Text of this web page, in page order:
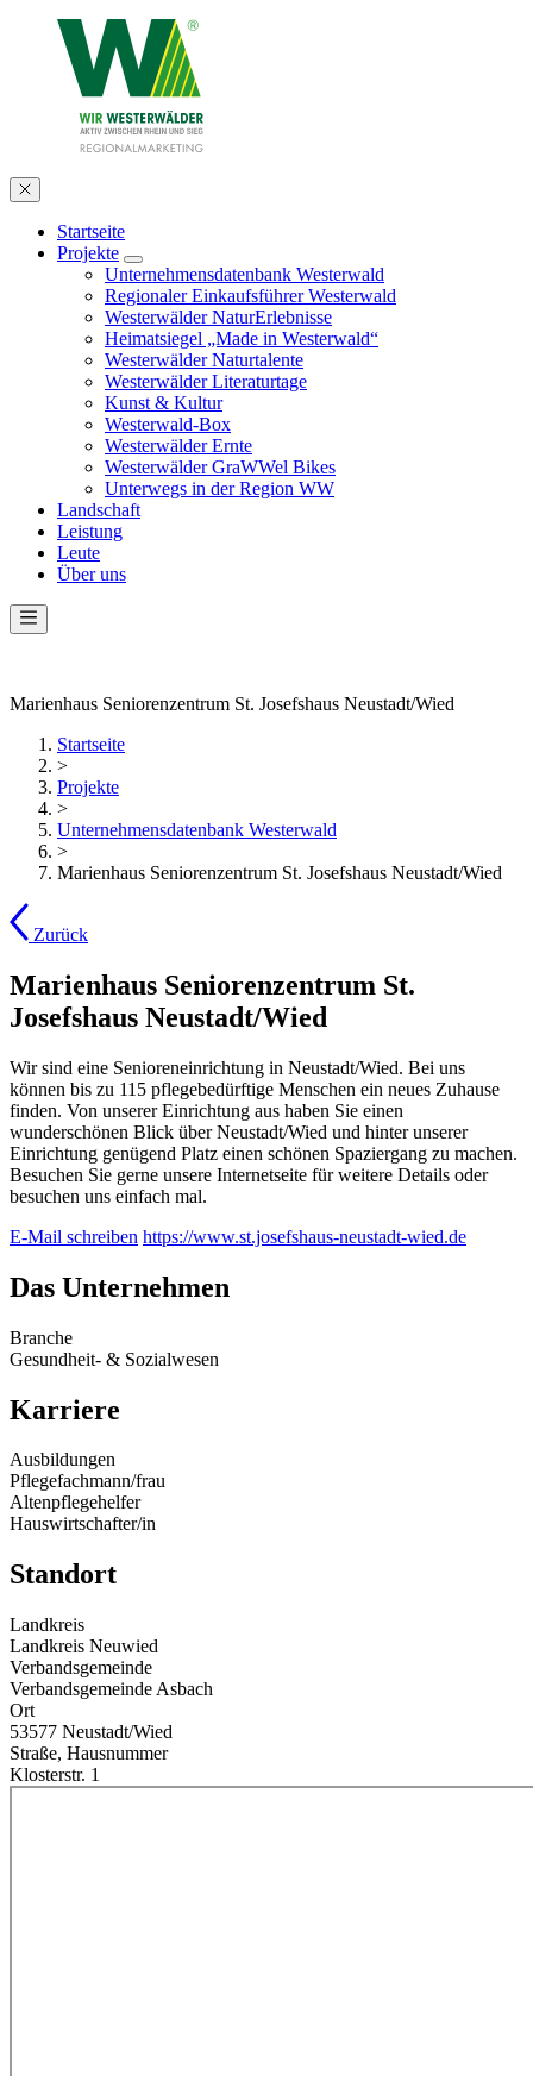
Startseite
Projekte
Unternehmensdatenbank Westerwald
Regionaler Einkaufsführer Westerwald
Westerwälder NaturErlebnisse
Heimatsiegel „Made in Westerwald“
Westerwälder Naturtalente
Westerwälder Literaturtage
Kunst & Kultur
Westerwald-Box
Westerwälder Ernte
Westerwälder GraWWel Bikes
Unterwegs in der Region WW
Landschaft
Leistung
Leute
Über uns
Marienhaus Seniorenzentrum St. Josefshaus Neustadt/Wied
Startseite
>
Projekte
>
Unternehmensdatenbank Westerwald
>
Marienhaus Seniorenzentrum St. Josefshaus Neustadt/Wied
Zurück
Marienhaus Seniorenzentrum St.
Josefshaus Neustadt/Wied
Wir sind eine Senioreneinrichtung in Neustadt/Wied. Bei uns
können bis zu 115 pflegebedürftige Menschen ein neues Zuhause
finden. Von unserer Einrichtung aus haben Sie einen
wunderschönen Blick über Neustadt/Wied und hinter unserer
Einrichtung genügend Platz einen schönen Spaziergang zu machen.
Besuchen Sie gerne unsere Internetseite für weitere Details oder
besuchen uns einfach mal.
E-Mail schreiben https://www.st.josefshaus-neustadt-wied.de
Das Unternehmen
Branche
Gesundheit- & Sozialwesen
Karriere
Ausbildungen
Pflegefachmann/frau
Altenpflegehelfer
Hauswirtschafter/in
Standort
Landkreis
Landkreis Neuwied
Verbandsgemeinde
Verbandsgemeinde Asbach
Ort
53577 Neustadt/Wied
Straße, Hausnummer
Klosterstr. 1